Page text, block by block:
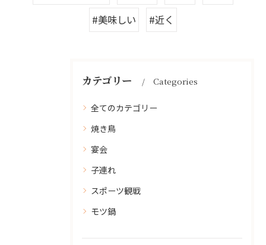
#美味しい
#近く
カテゴリー Categories
全てのカテゴリー
焼き鳥
宴会
子連れ
スポーツ観戦
モツ鍋